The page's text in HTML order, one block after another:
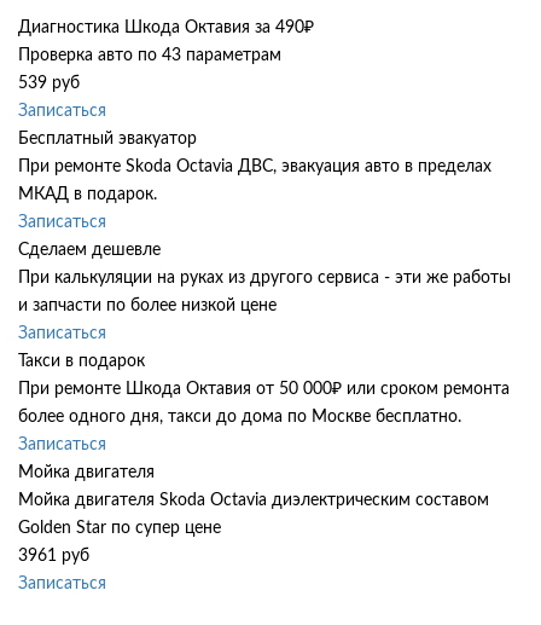
Диагностика Шкода Октавия за 490₽
Проверка авто по 43 параметрам
539 руб
Записаться
Бесплатный эвакуатор
При ремонте Skoda Octavia ДВС, эвакуация авто в пределах
МКАД в подарок.
Записаться
Сделаем дешевле
При калькуляции на руках из другого сервиса - эти же работы
и запчасти по более низкой цене
Записаться
Такси в подарок
При ремонте Шкода Октавия от 50 000₽ или сроком ремонта
более одного дня, такси до дома по Москве бесплатно.
Записаться
Мойка двигателя
Мойка двигателя Skoda Octavia диэлектрическим составом
Golden Star по супер цене
3961 руб
Записаться